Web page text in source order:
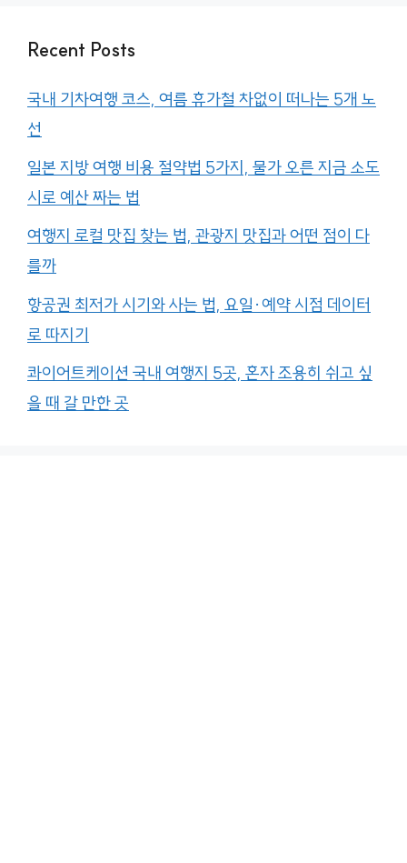
Recent Posts
국내 기차여행 코스, 여름 휴가철 차없이 떠나는 5개 노
선
일본 지방 여행 비용 절약법 5가지, 물가 오른 지금 소도
시로 예산 짜는 법
여행지 로컬 맛집 찾는 법, 관광지 맛집과 어떤 점이 다
를까
항공권 최저가 시기와 사는 법, 요일·예약 시점 데이터
로 따지기
콰이어트케이션 국내 여행지 5곳, 혼자 조용히 쉬고 싶
을 때 갈 만한 곳